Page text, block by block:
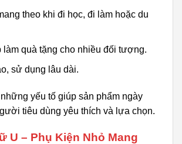
theo khi đi học, đi làm hoặc du
làm quà tặng cho nhiều đối tượng.
sử dụng lâu dài.
yếu tố giúp sản phẩm ngày
tiêu dùng yêu thích và lựa chọn.
U – Phụ Kiện Nhỏ Mang